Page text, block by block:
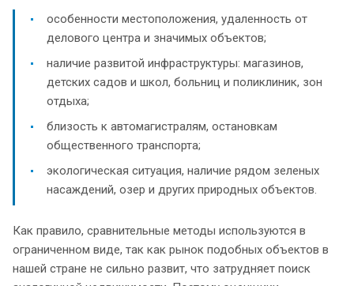
особенности местоположения, удаленность от
делового центра и значимых объектов;
наличие развитой инфраструктуры: магазинов,
детских садов и школ, больниц и поликлиник, зон
отдыха;
близость к автомагистралям, остановкам
общественного транспорта;
экологическая ситуация, наличие рядом зеленых
насаждений, озер и других природных объектов.
Как правило, сравнительные методы используются в
ограниченном виде, так как рынок подобных объектов в
нашей стране не сильно развит, что затрудняет поиск